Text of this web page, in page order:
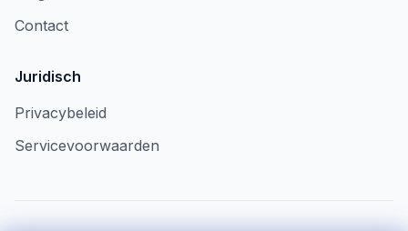
Contact
Juridisch
Privacybeleid
Servicevoorwaarden